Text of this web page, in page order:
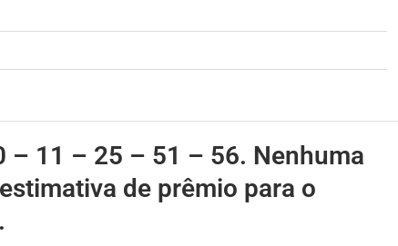
– 11 – 25 – 51 – 56. Nenhuma
de prêmio para o